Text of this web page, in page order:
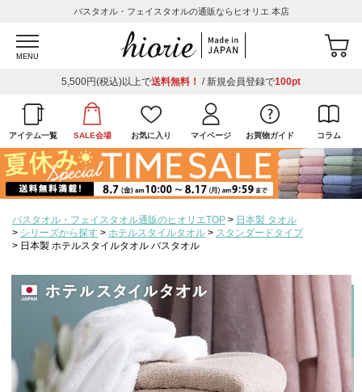
バスタオル・フェイスタオルの通販ならヒオリエ 本店
MENU
5,500円(税込)以上で送料無料！ / 新規会員登録で100pt
アイテム一覧 SALE会場 お気に入り マイページ お買物ガイド コラム
バスタオル・フェイスタオル通販のヒオリエTOP
日本製 タオル
シリーズから探す
ホテルスタイルタオル
スタンダードタイプ
日本製 ホテルスタイルタオル バスタオル